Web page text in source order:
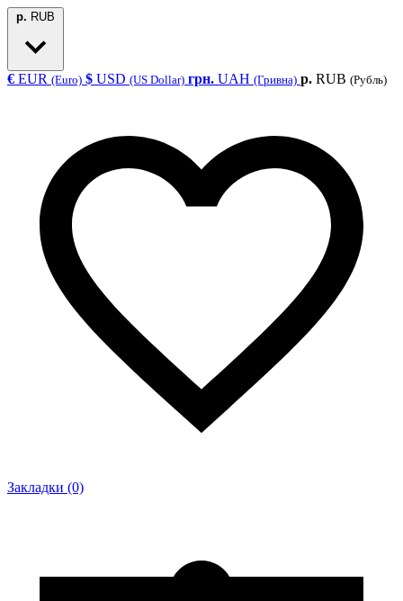
р. RUB
€ EUR (Euro) $ USD (US Dollar) грн. UAH (Гривна) р. RUB (Рубль)
Закладки (0)